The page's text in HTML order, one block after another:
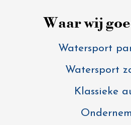
Waar wij
Watersport
Watersport
Klassieke